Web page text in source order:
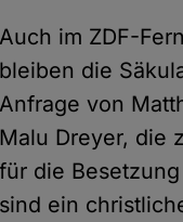
Auch im ZDF-
bleiben die
Anfrage von
Malu Dreyer, die
für die
sind ein